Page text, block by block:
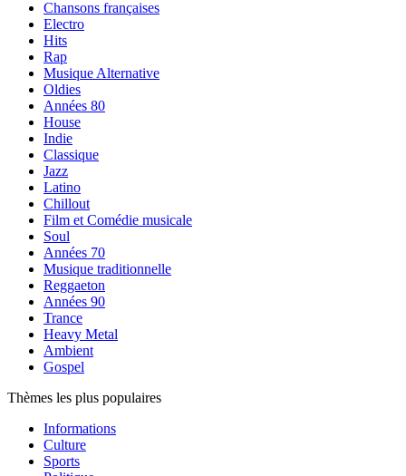
Chansons françaises
Electro
Hits
Rap
Musique Alternative
Oldies
Années 80
House
Indie
Classique
Jazz
Latino
Chillout
Film et Comédie musicale
Soul
Années 70
Musique traditionnelle
Reggaeton
Années 90
Trance
Heavy Metal
Ambient
Gospel
Thèmes les plus populaires
Informations
Culture
Sports